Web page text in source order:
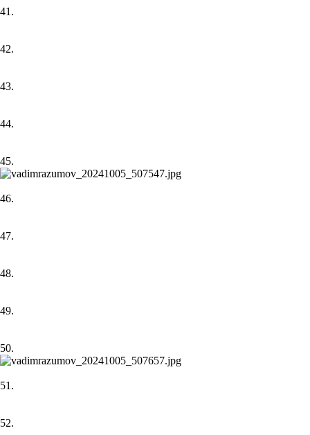
41.
42.
43.
44.
45.
46.
47.
48.
49.
50.
51.
52.